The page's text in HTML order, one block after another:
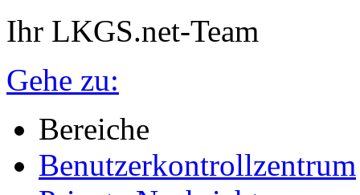
Ihr LKGS.net-Team
Gehe zu:
Bereiche
Benutzerkontrollzentrum